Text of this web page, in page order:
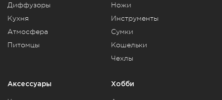
Диффузоры
Кухня
Атмосфера
Питомцы
Ножи
Инструменты
Сумки
Кошельки
Чехлы
Аксессуары Хобби